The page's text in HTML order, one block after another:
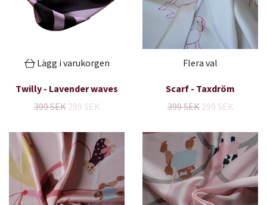
Lägg i varukorgen
Twilly - Lavender waves
399 SEK 299 SEK
Flera val
Scarf - Taxdröm
399 SEK 299 SEK